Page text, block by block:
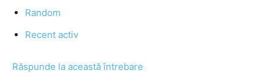
Random
Recent activ
Răspunde la această întrebare